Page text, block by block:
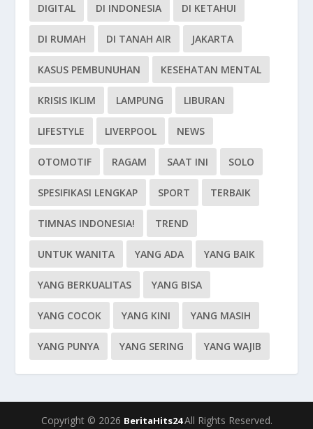
DIGITAL DI INDONESIA DI KETAHUI
DI RUMAH DI TANAH AIR JAKARTA
KASUS PEMBUNUHAN KESEHATAN MENTAL
KRISIS IKLIM LAMPUNG LIBURAN
LIFESTYLE LIVERPOOL NEWS
OTOMOTIF RAGAM SAAT INI SOLO
SPESIFIKASI LENGKAP SPORT TERBAIK
TIMNAS INDONESIA! TREND
UNTUK WANITA YANG ADA YANG BAIK
YANG BERKUALITAS YANG BISA
YANG COCOK YANG KINI YANG MASIH
YANG PUNYA YANG SERING YANG WAJIB
Copyright © 2026 BeritaHits24All Rights Reserved.